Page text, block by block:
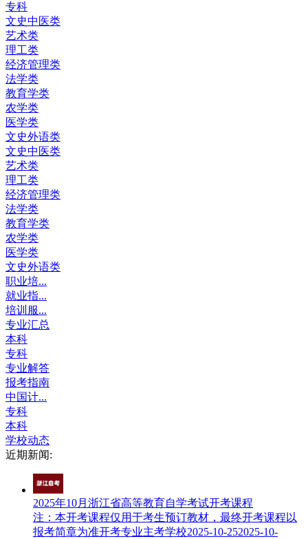
专科
文史中医类
艺术类
理工类
经济管理类
法学类
教育学类
农学类
医学类
文史外语类
文史中医类
艺术类
理工类
经济管理类
法学类
教育学类
农学类
医学类
文史外语类
职业培...
就业指...
培训服...
专业汇总
本科
专科
专业解答
报考指南
中国计...
专科
本科
学校动态
近期新闻:
2025年10月浙江省高等教育自学考试开考课程
注：本开考课程仅用于考生预订教材，最终开考课程以
报考简章为准开考专业主考学校2025-10-252025-10-